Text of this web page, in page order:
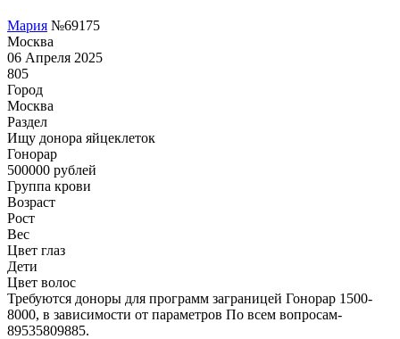
Мария №69175
Москва
06 Апреля 2025
805
Город
Москва
Раздел
Ищу донора яйцеклеток
Гонoрар
500000 рублей
Группа крови
Возраст
Рост
Вес
Цвет глаз
Дети
Цвет волос
Требуются доноры для программ заграницей Гонорар 1500-
8000, в зависимости от параметров По всем вопросам-
89535809885.